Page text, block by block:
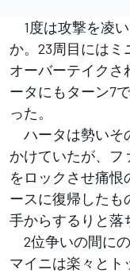
1度は攻撃を凌
か。23周目にはミ
オーバーテイクさ
ータにもターン7
った。
ハータは勢いそ
かけていたが、フ
をロックさせ痛恨
ースに復帰したも
手からするりと落
2位争いの間に
マイニは楽々とト